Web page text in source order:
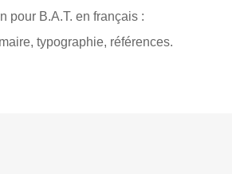
pour B.A.T. en français :
typographie, références.